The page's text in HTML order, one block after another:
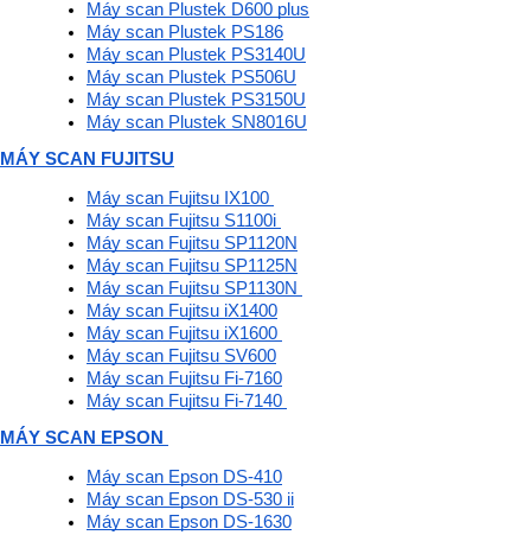
Máy scan Plustek D600 plus
Máy scan Plustek PS186
Máy scan Plustek PS3140U
Máy scan Plustek PS506U
Máy scan Plustek PS3150U
Máy scan Plustek SN8016U
MÁY SCAN FUJITSU
Máy scan Fujitsu IX100
Máy scan Fujitsu S1100i
Máy scan Fujitsu SP1120N
Máy scan Fujitsu SP1125N
Máy scan Fujitsu SP1130N
Máy scan Fujitsu iX1400
Máy scan Fujitsu iX1600
Máy scan Fujitsu SV600
Máy scan Fujitsu Fi-7160
Máy scan Fujitsu Fi-7140
MÁY SCAN EPSON
Máy scan Epson DS-410
Máy scan Epson DS-530 ii
Máy scan Epson DS-1630